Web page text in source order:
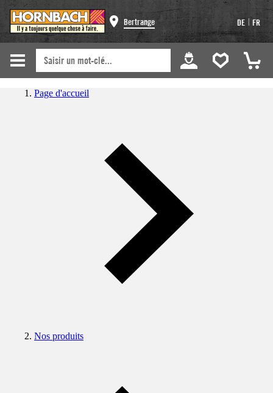
Bertrange DE | FR
Page d'accueil
Nos produits